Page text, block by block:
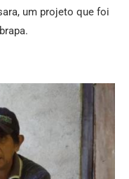
um projeto que foi